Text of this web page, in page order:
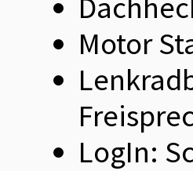
Motor
LogIn: